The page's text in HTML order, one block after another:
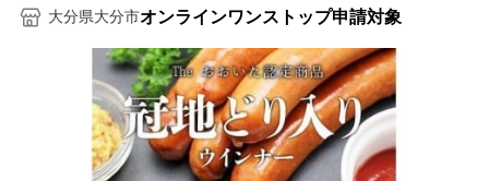
大分県大分市オンラインワンストップ申請対象